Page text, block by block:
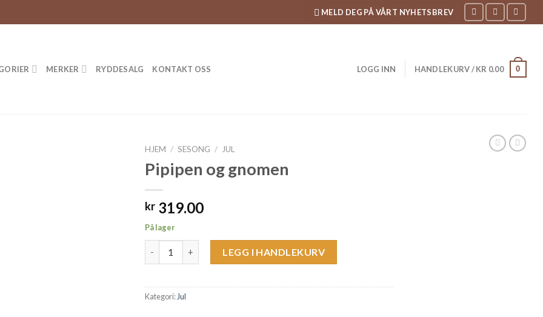
MELD DEG PÅ VÅRT NYHETSBREV
MERKER RYDDESALG KONTAKT OSS LOGG INN HANDLEKURV /KR 0.00 0
HJEM / SESONG / JUL
Pipipen og gnomen
kr 319.00
På lager
LEGG I HANDLEKURV
Kategori: Jul